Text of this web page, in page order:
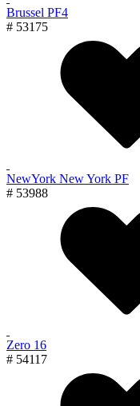
Brussel PF4
# 53175
NewYork New York PF
# 53988
Zero 16
# 54117